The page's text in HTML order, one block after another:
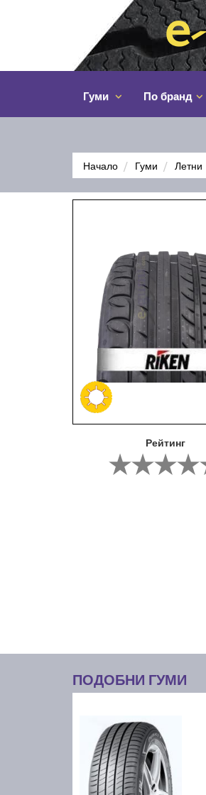
Гуми По бранд
Начало Гуми Летни
Рейтинг
ПОДОБНИ ГУМИ